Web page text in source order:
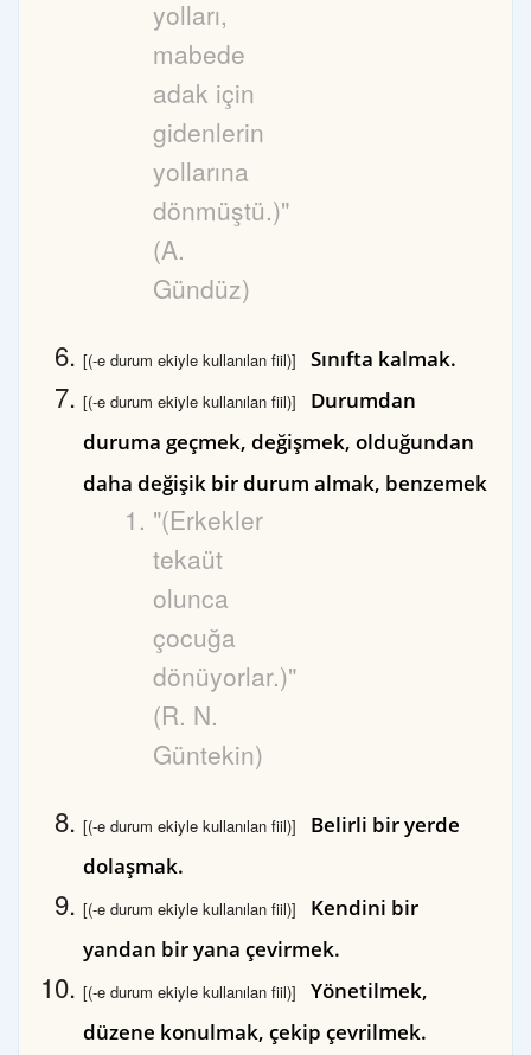
yolları,
mabede
adak için
gidenlerin
yollarına
dönmüştü.)"
(A.
Gündüz)
[(-e durum ekiyle kullanılan fiil)] Sınıfta kalmak.
[(-e durum ekiyle kullanılan fiil)]
Durumdan
duruma geçmek, değişmek, olduğundan
daha değişik bir durum almak, benzemek
"(Erkekler
tekaüt
olunca
çocuğa
dönüyorlar.)"
(R. N.
Güntekin)
[(-e durum ekiyle kullanılan fiil)]
Belirli bir yerde
dolaşmak.
[(-e durum ekiyle kullanılan fiil)]
Kendini bir
yandan bir yana çevirmek.
[(-e durum ekiyle kullanılan fiil)]
Yönetilmek,
düzene konulmak, çekip çevrilmek.